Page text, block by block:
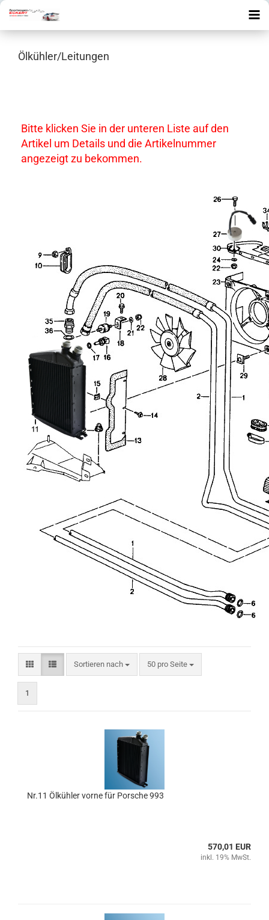
Ölkühler/Leitungen
Bitte klicken Sie in der unteren Liste auf den
Artikel um Details und die Artikelnummer
angezeigt zu bekommen.
Sortieren nach
Sortieren nach 50 pro Seite
pro Seite
1
Nr.11 Ölkühler vorne für Porsche 993
570,01 EUR
inkl. 19% MwSt.